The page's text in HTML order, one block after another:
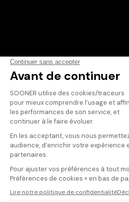
Vos avis
Donnez votre avis
Votre note
Votre commentaire
Il faut vous connecter pour
publier un avis